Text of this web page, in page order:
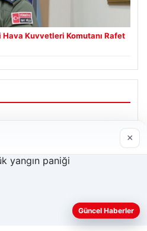
Hava Kuvvetleri Komutanı Rafet
daha iyi anlayabilmek,
geliştirmek amacıyla çerezler
×
Güncel Haberler